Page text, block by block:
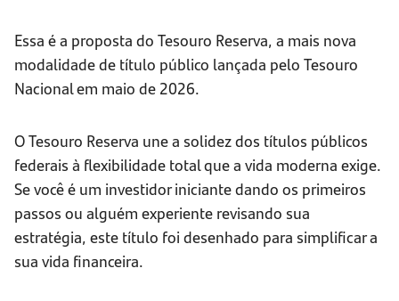
Essa é a proposta do Tesouro Reserva, a mais nova
modalidade de título público lançada pelo Tesouro
Nacional em maio de 2026.
O Tesouro Reserva une a solidez dos títulos públicos
federais à flexibilidade total que a vida moderna exige.
Se você é um investidor iniciante dando os primeiros
passos ou alguém experiente revisando sua
estratégia, este título foi desenhado para simplificar a
sua vida financeira.